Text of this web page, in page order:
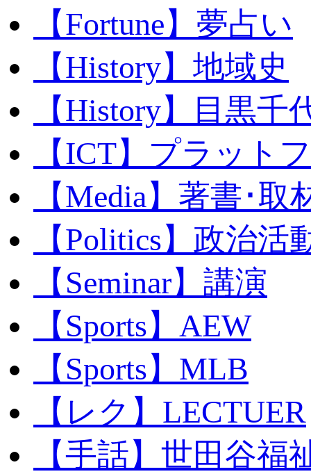
【Fortune】夢占い
【History】地域史
【History】目黒千
【ICT】プラット
【Media】著書･取
【Politics】政治活
【Seminar】講演
【Sports】AEW
【Sports】MLB
【レク】LECTUER
【手話】世田谷福